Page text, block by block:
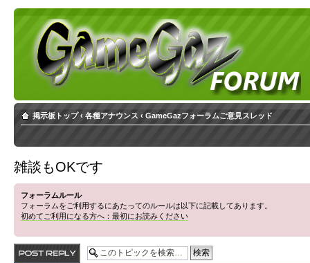
掲示板トップ ‹ 各種アナウンス ‹ GameGazフォーラムご意見スレッド
雑談もOKです
フォーラムルール
フォーラムをご利用するにあたってのルールは以下に記載してあります。
初めてご利用になる方へ：最初にお読みください